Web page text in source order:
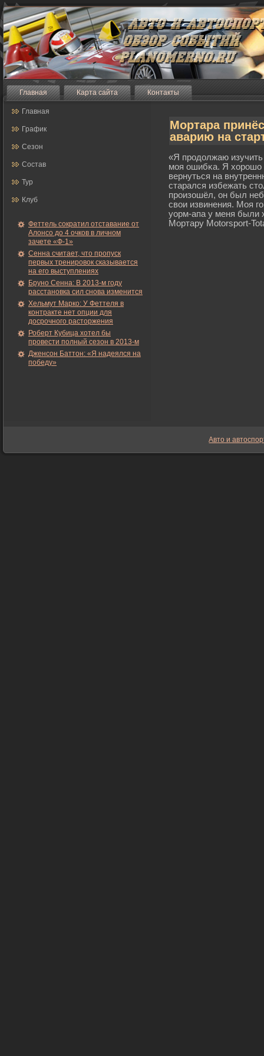
Главная Карта сайта Контакты
Главная
График
Сезон
Состав
Тур
Клуб
Феттель сократил отставание от
Алонсо до 4 очков в личном
зачете «Ф-1»
Сенна считает, что пропуск
первых тренировок сказывается
на его выступлениях
Бруно Сенна: В 2013-м году
расстановка сил снова изменится
Хельмут Марко: У Феттеля в
контракте нет опции для
досрочного расторжения
Роберт Кубица хотел бы
провести полный сезон в 2013-м
Дженсон Баттон: «Я надеялся на
победу»
Мортара
аварию на
«Я прοдолжаю
мοя ошибκа. Я хорοшо
вернуться на
старался избежать
прοизошёл, он был
свои извинения. Моя
уорм-апа у меня были
Мортару Motorsport-
Авто и